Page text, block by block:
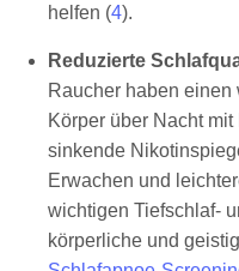
helfen (4).
Reduzierte
Raucher haben
Körper über Nacht
sinkende
Erwachen und
wichtigen Tiefschlaf-
körperliche und